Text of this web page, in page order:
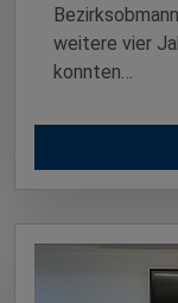
weitere vier
konnten…